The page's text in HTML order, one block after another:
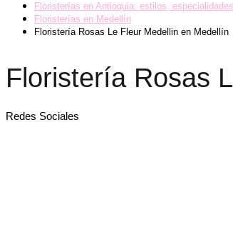
Floristerías en Antioquia: estilos,
Floristerías en Medellín
Floristería Rosas Le Fleur Medellin en Medellín
Floristería Rosas
Redes Sociales